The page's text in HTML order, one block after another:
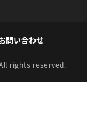
問い合わせ
rights reserved.